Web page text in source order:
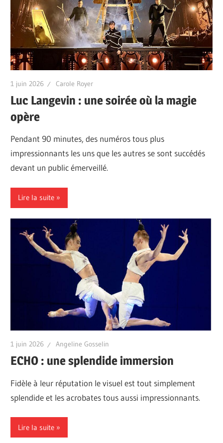
1 juin 2026 Carole Royer
Luc Langevin : une soirée où la magie
opère
Pendant 90 minutes, des numéros tous plus
impressionnants les uns que les autres se sont succédés
devant un public émerveillé.
Lire la suite
1 juin 2026 Angeline Gosselin
ECHO : une splendide immersion
Fidèle à leur réputation le visuel est tout simplement
splendide et les acrobates tous aussi impressionnants.
Lire la suite